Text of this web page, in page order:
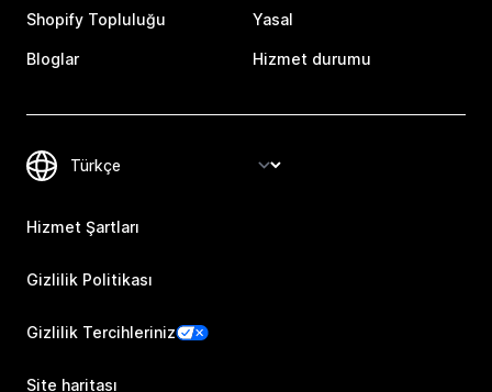
Shopify Topluluğu
Bloglar
Yasal
Hizmet durumu
Hizmet Şartları
Gizlilik Politikası
Gizlilik Tercihleriniz
Site haritası